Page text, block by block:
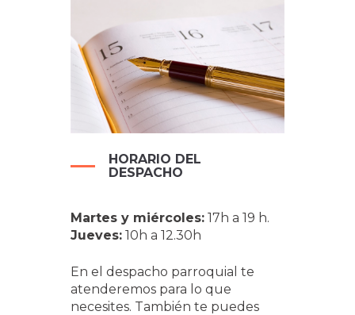
HORARIO DEL
DESPACHO
Martes y miércoles: 17h a 19 h.
Jueves: 10h a 12.30h
En el despacho parroquial te
atenderemos para lo que
necesites. También te puedes